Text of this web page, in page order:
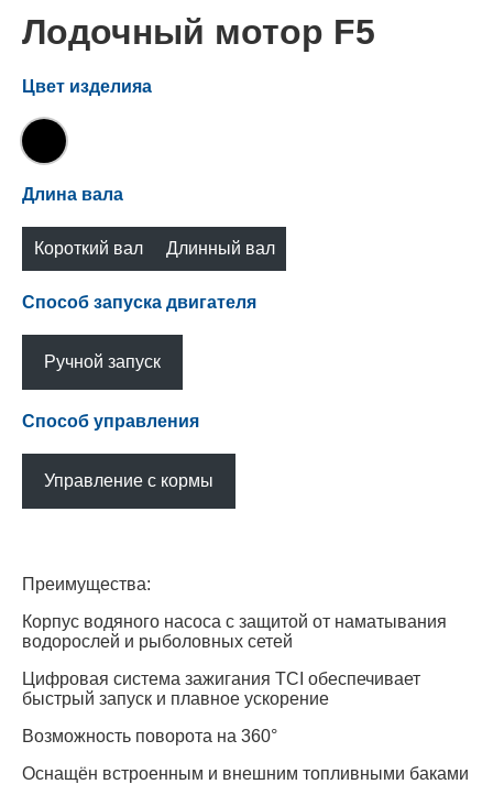
Лодочный мотор F5
Цвет изделияа
Длина вала
Короткий вал
(S)
Длинный вал
Способ запуска двигателя
Ручной запуск
Способ управления
Управление с кормы
Преимущества:
Корпус водяного насоса с защитой от наматывания
водорослей и рыболовных сетей
Цифровая система зажигания TCI обеспечивает
быстрый запуск и плавное ускорение
Возможность поворота на 360°
Оснащён встроенным и внешним топливными баками